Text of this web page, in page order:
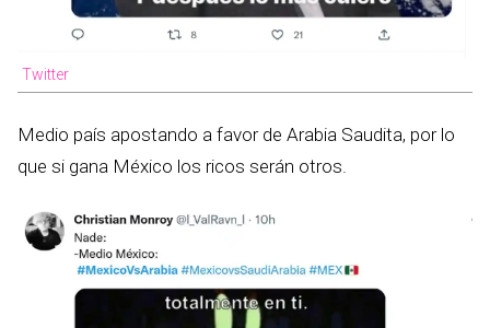
Twitter
Medio país apostando a favor de Arabia Saudita, por lo
que si gana México los ricos serán otros.